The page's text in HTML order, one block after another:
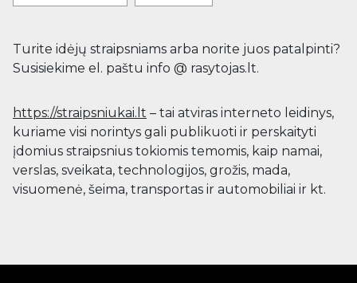
Turite idėjų straipsniams arba norite juos patalpinti?
Susisiekime el. paštu info @ rasytojas.lt.
https://straipsniukai.lt – tai atviras interneto leidinys,
kuriame visi norintys gali publikuoti ir perskaityti
įdomius straipsnius tokiomis temomis, kaip namai,
verslas, sveikata, technologijos, grožis, mada,
visuomenė, šeima, transportas ir automobiliai ir kt.